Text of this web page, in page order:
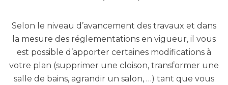
Selon le niveau d’avancement des travaux et dans
la mesure des réglementations en vigueur, il vous
est possible d’apporter certaines modifications à
votre plan (supprimer une cloison, transformer une
salle de bains, agrandir un salon, …) tant que vous